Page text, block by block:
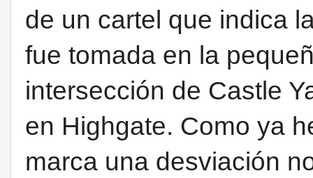
de un cartel que indica
fue tomada en la
intersección de Castle
en Highgate. Como ya
marca una desviación